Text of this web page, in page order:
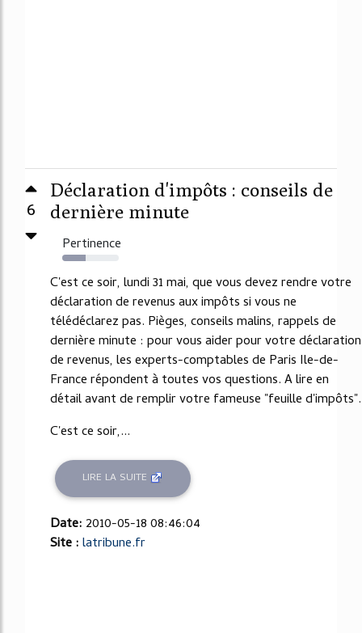
6
Déclaration d'impôts : conseils de
dernière minute
Pertinence
42%
C'est ce soir, lundi 31 mai, que vous devez rendre votre
déclaration de revenus aux impôts si vous ne
télédéclarez pas. Pièges, conseils malins, rappels de
dernière minute : pour vous aider pour votre déclaration
de revenus, les experts-comptables de Paris Ile-de-
France répondent à toutes vos questions. A lire en
détail avant de remplir votre fameuse "feuille d'impôts".
C'est ce soir,...
LIRE LA SUITE
Date: 2010-05-18 08:46:04
Site :latribune.fr